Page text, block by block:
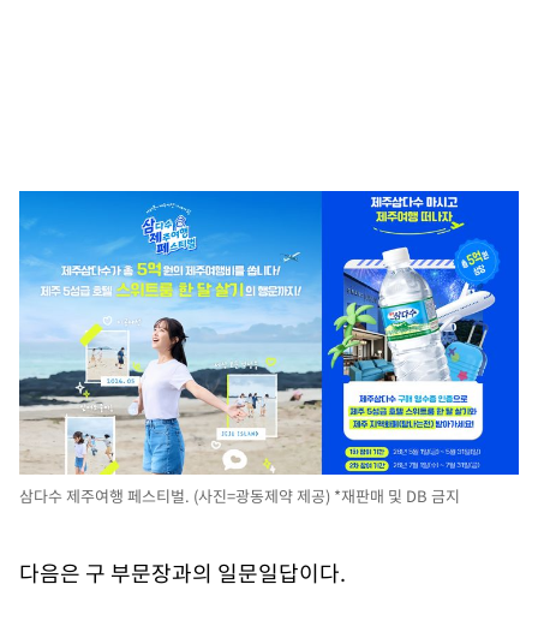
삼다수 제주여행 페스티벌. (사진=광동제약 제공) *재판매 및 DB 금지
다음은 구 부문장과의 일문일답이다.